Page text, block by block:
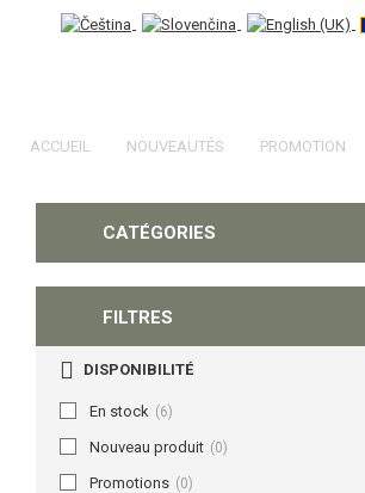
ACCUEIL NOUVEAUTÉS PROMOTION
CATÉGORIES
FILTRES
DISPONIBILITÉ
En stock (6)
Nouveau produit (0)
Promotions (0)